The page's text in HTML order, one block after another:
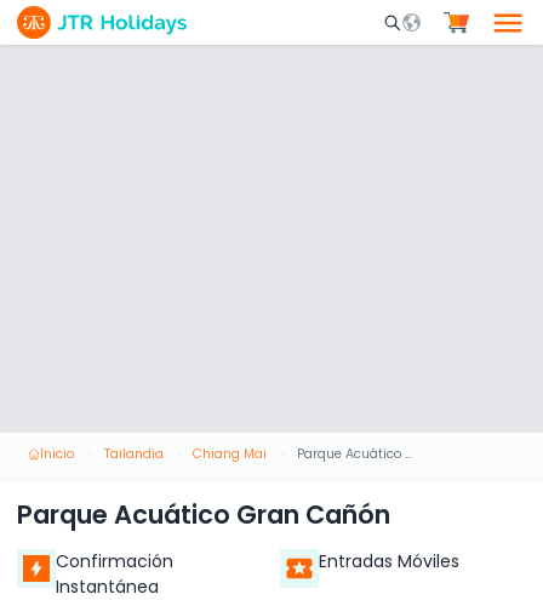
Mobile Search
Inicio Tailandia Chiang Mai Parque Acuático Gran Cañón
Parque Acuático Gran Cañón
Confirmación
Instantánea
Entradas Móviles